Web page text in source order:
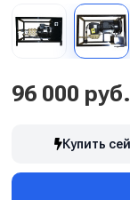
96 000 руб.
Купить